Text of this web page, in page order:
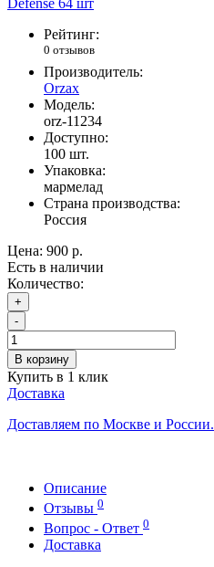
Рейтинг:
0 отзывов
Производитель:
Orzax
Модель:
orz-11234
Доступно:
100 шт.
Упаковка:
мармелад
Страна производства:
Россия
Цена: 900 р.
Есть в наличии
Количество:
+
-
В корзину
Купить в 1 клик
Доставка
Доставляем по Москве и России.
Описание
Отзывы 0
Вопрос - Ответ 0
Доставка